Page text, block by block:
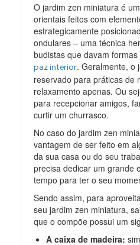
O jardim zen miniatura é
orientais feitos com
estrategicamente
ondulares – uma técnica
budistas que davam
paz interior. Geralmente, o
reservado para práticas de
relaxamento apenas. Ou
para recepcionar amigos,
curtir um churrasco.
No caso do jardim zen
vantagem de ser feito em
da sua casa ou do seu
precisa dedicar um grande
tempo para ter o seu
Sendo assim, para
seu jardim zen miniatura,
que o compõe possui um
A caixa de madeira: